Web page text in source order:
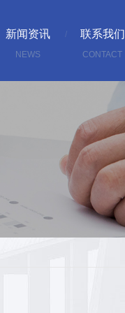
新闻资讯
NEWS
联系我们
CONTACT